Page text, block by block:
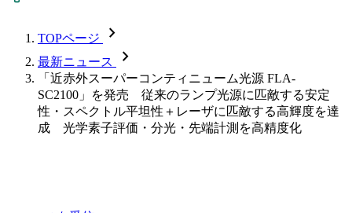
TOPページ chevron_forward
最新ニュース chevron_forward
「近赤外スーパーコンティニューム光源 FLA-
SC2100」を発売 従来のランプ光源に匹敵する安定
性・スペクトル平坦性＋レーザに匹敵する高輝度を達
成 光学素子評価・分光・先端計測を高精度化